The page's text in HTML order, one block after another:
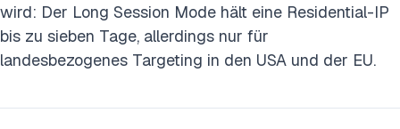
wird: Der Long Session Mode hält eine Residential-IP
bis zu sieben Tage, allerdings nur für
landesbezogenes Targeting in den USA und der EU.